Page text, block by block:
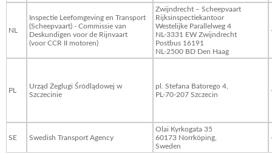
NL
Inspectie Leefomgeving en Transport
(Scheepvaart) - Commissie van
Deskundigen voor de Rijnvaart
(voor CCR II motoren)
Zwijndrecht – Scheepvaart
Rijksinspectiekantoor
Westelijke Parallelweg 4
NL-3331 EW Zwijndrecht
Postbus 16191
NL-2500 BD Den Haag
PL
Urząd Żeglugi Śródlądowej w
Szczecinie
pl. Stefana Batorego 4,
PL-70-207 Szczecin
SE Swedish Transport Agency
Olai Kyrkogata 35
60173 Norrköping,
Sweden